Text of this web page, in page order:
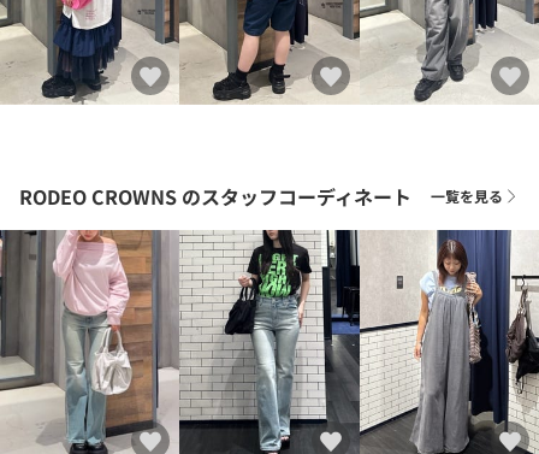
RODEO CROWNS のスタッフコーディネート 一覧を見る